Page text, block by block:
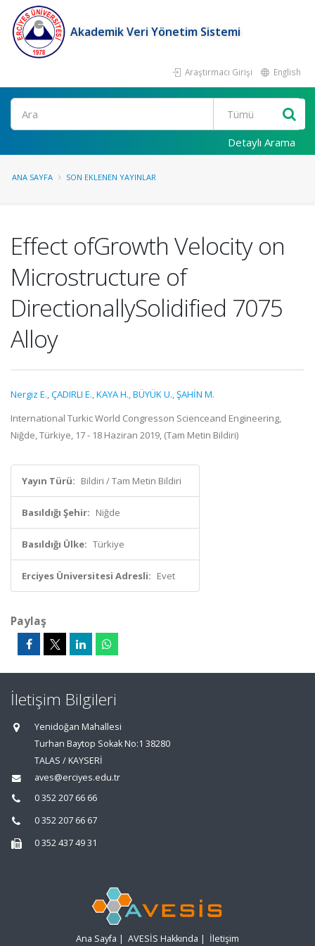
Akademik Veri Yönetim Sistemi
Araştırmacı Girişi English
Ara
Detaylı Arama
ANA SAYFA SON EKLENEN YAYINLAR
Effect ofGrowth Velocity on
Microstructure of
DirectionallySolidified 7075
Alloy
Nergiz E.,ÇADIRLI E.,KAYA H.,BÜYÜK U.,ŞAHİN M.
International Turkic World Congresson Scienceand Engineering,
Niğde, Türkiye, 17 - 18 Haziran 2019, (Tam Metin Bildiri)
Yayın Türü: Bildiri / Tam Metin Bildiri
Basıldığı Şehir: Niğde
Basıldığı Ülke: Türkiye
Erciyes Üniversitesi Adresli: Evet
Paylaş
İletişim Bilgileri
Yenidoğan Mahallesi
Turhan Baytop Sokak No:1 38280
TALAS / KAYSERİ
aves@erciyes.edu.tr
0 352 207 66 66
0 352 207 66 67
0 352 437 49 31
Ana Sayfa | AVESİS Hakkında | İletişim